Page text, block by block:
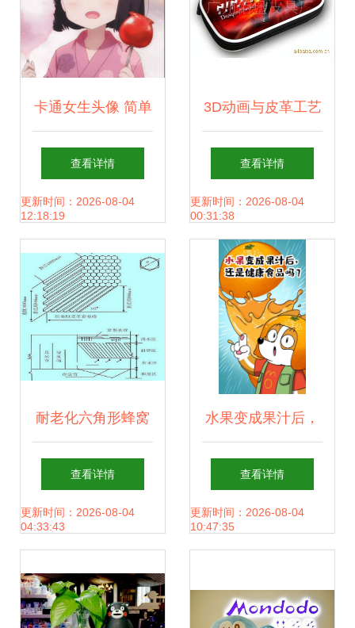
卡通女生头像 简单
干净的清新之美
查看详情
更新时间：2026-08-04
12:18:19
3D动画与皮革工艺
的完美结合 NDS包
与NDIi保护套的制
造艺术
查看详情
更新时间：2026-08-04
00:31:38
耐老化六角形蜂窝
斜管填料生产厂家
过滤材料与药剂专
查看详情
更新时间：2026-08-04
04:33:43
水果变成果汁后，
还是健康食品吗？
科普漫画告诉你真
查看详情
更新时间：2026-08-04
10:47:35